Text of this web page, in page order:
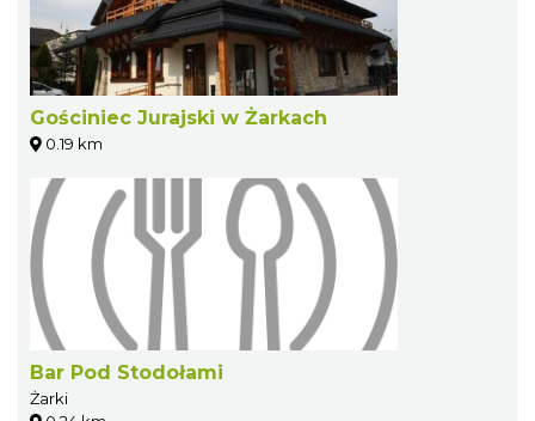
Gościniec Jurajski w Żarkach
0.19 km
Bar Pod Stodołami
Żarki